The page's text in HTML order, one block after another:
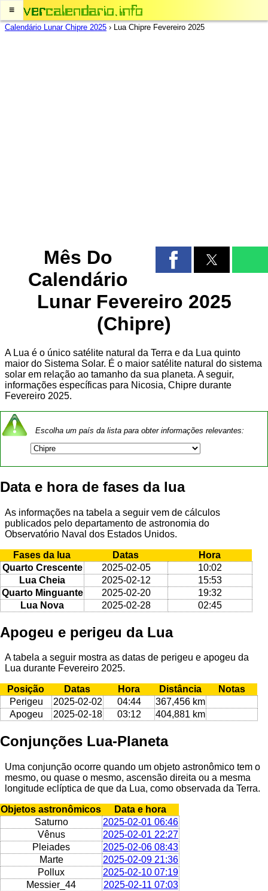
≡
Calendário Lunar Chipre 2025 › Lua Chipre Fevereiro 2025
Mês Do
Calendário
Lunar Fevereiro 2025
(Chipre)
A Lua é o único satélite natural da Terra e da Lua quinto
maior do Sistema Solar. É o maior satélite natural do sistema
solar em relação ao tamanho da sua planeta. A seguir,
informações específicas para Nicosia, Chipre durante
Fevereiro 2025.
Escolha um país da lista para obter informações relevantes:
Data e hora de fases da lua
As informações na tabela a seguir vem de cálculos
publicados pelo departamento de astronomia do
Observatório Naval dos Estados Unidos.
Fases da lua Datas
Hora
Quarto Crescente
2025-02-05
10:02
Lua Cheia
2025-02-12
15:53
Quarto Minguante
2025-02-20
19:32
Lua Nova
2025-02-28 02:45
Apogeu e perigeu da Lua
A tabela a seguir mostra as datas de perigeu e apogeu da
Lua durante Fevereiro 2025.
Posição Datas Hora Distância
Notas
Perigeu
2025-02-02 04:44
367,456 km
Apogeu
2025-02-18 03:12 404,881 km
Conjunções Lua-Planeta
Uma conjunção ocorre quando um objeto astronômico tem o
mesmo, ou quase o mesmo, ascensão direita ou a mesma
longitude eclíptica de que da Lua, como observada da Terra.
Objetos astronômicos
Data e hora
Saturno
2025-02-01 06:46
Vênus
2025-02-01 22:27
Pleiades
2025-02-06 08:43
Marte
2025-02-09 21:36
Pollux
2025-02-10 07:19
Messier_44
2025-02-11 07:03